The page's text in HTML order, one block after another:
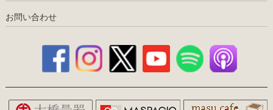
お問い合わせ